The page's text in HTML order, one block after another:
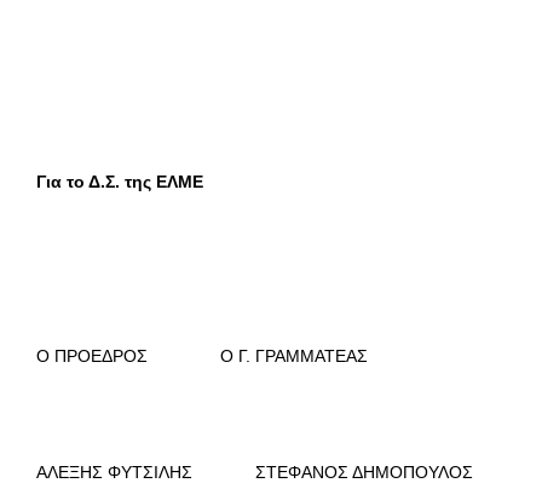
Για το Δ.Σ. της ΕΛΜΕ
Ο ΠΡΟΕΔΡΟΣ Ο Γ. ΓΡΑΜΜΑΤΕΑΣ
ΑΛΕΞΗΣ ΦΥΤΣΙΛΗΣ ΣΤΕΦΑΝΟΣ ΔΗΜΟΠΟΥΛΟΣ